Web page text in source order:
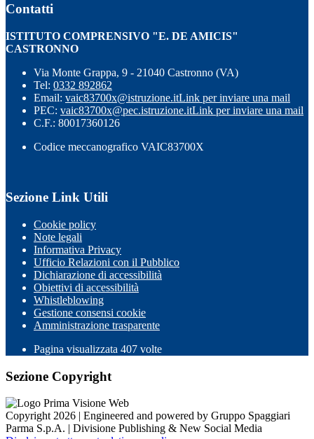
Contatti
ISTITUTO COMPRENSIVO "E. DE AMICIS"
CASTRONNO
Via Monte Grappa, 9 - 21040 Castronno (VA)
Tel: 0332 892862
Email: vaic83700x@istruzione.itLink per inviare una mail
PEC: vaic83700x@pec.istruzione.itLink per inviare una mail
C.F.: 80017360126
Codice meccanografico VAIC83700X
Sezione Link Utili
Cookie policy
Note legali
Informativa Privacy
Ufficio Relazioni con il Pubblico
Dichiarazione di accessibilità
Obiettivi di accessibilità
Whistleblowing
Gestione consensi cookie
Amministrazione trasparente
Pagina visualizzata 407 volte
Sezione Copyright
Copyright 2026 | Engineered and powered by Gruppo Spaggiari
Parma S.p.A. | Divisione Publishing & New Social Media